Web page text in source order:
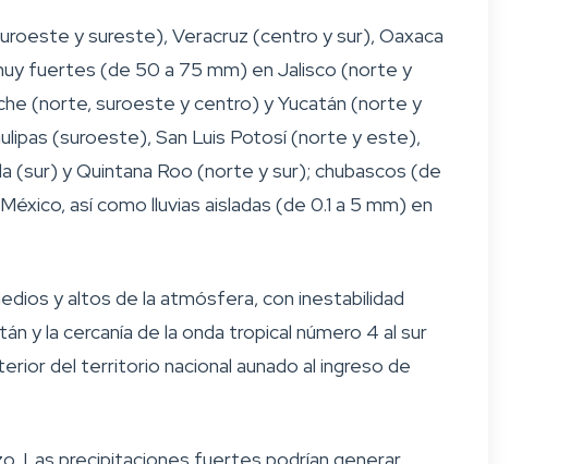
y sureste), Veracruz (centro y sur), Oaxaca
fuertes (de 50 a 75 mm) en Jalisco (norte y
(norte, suroeste y centro) y Yucatán (norte y
(suroeste), San Luis Potosí (norte y este),
(sur) y Quintana Roo (norte y sur); chubascos (de
así como lluvias aisladas (de 0.1 a 5 mm) en
y altos de la atmósfera, con inestabilidad
y la cercanía de la onda tropical número 4 al sur
del territorio nacional aunado al ingreso de